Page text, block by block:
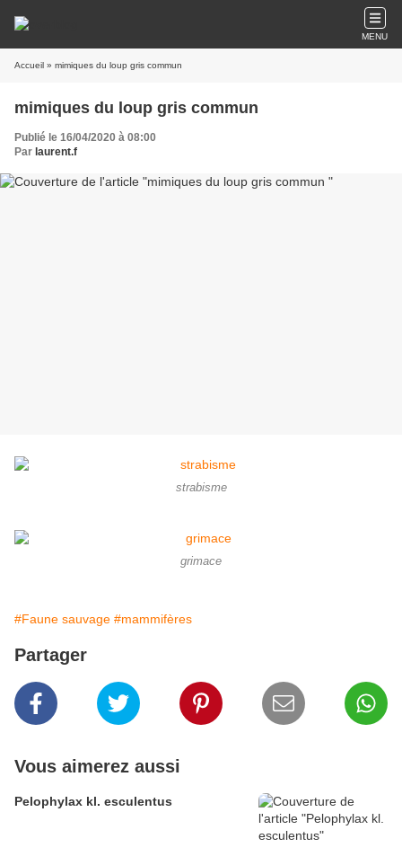
MENU
Accueil » mimiques du loup gris commun
mimiques du loup gris commun
Publié le 16/04/2020 à 08:00
Par laurent.f
strabisme
grimace
#Faune sauvage #mammifères
Partager
Vous aimerez aussi
Pelophylax kl. esculentus